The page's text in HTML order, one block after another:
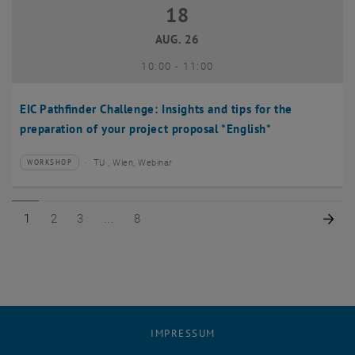
EIC Pathfinder Challenge: Insights and tips for the
preparation of your project proposal *English*
18 August 2026
18
AUG. 26
10:00- bis
11:00
Veranstaltungstyp:
WORKSHOP
Veranstaltungsort:TU , Wien, Webinar
Seite 1 von 8
1 Seite 2 von 8
2 Seite 3 von 8
3 Seite 8 von 8
8
IMPRESSUM